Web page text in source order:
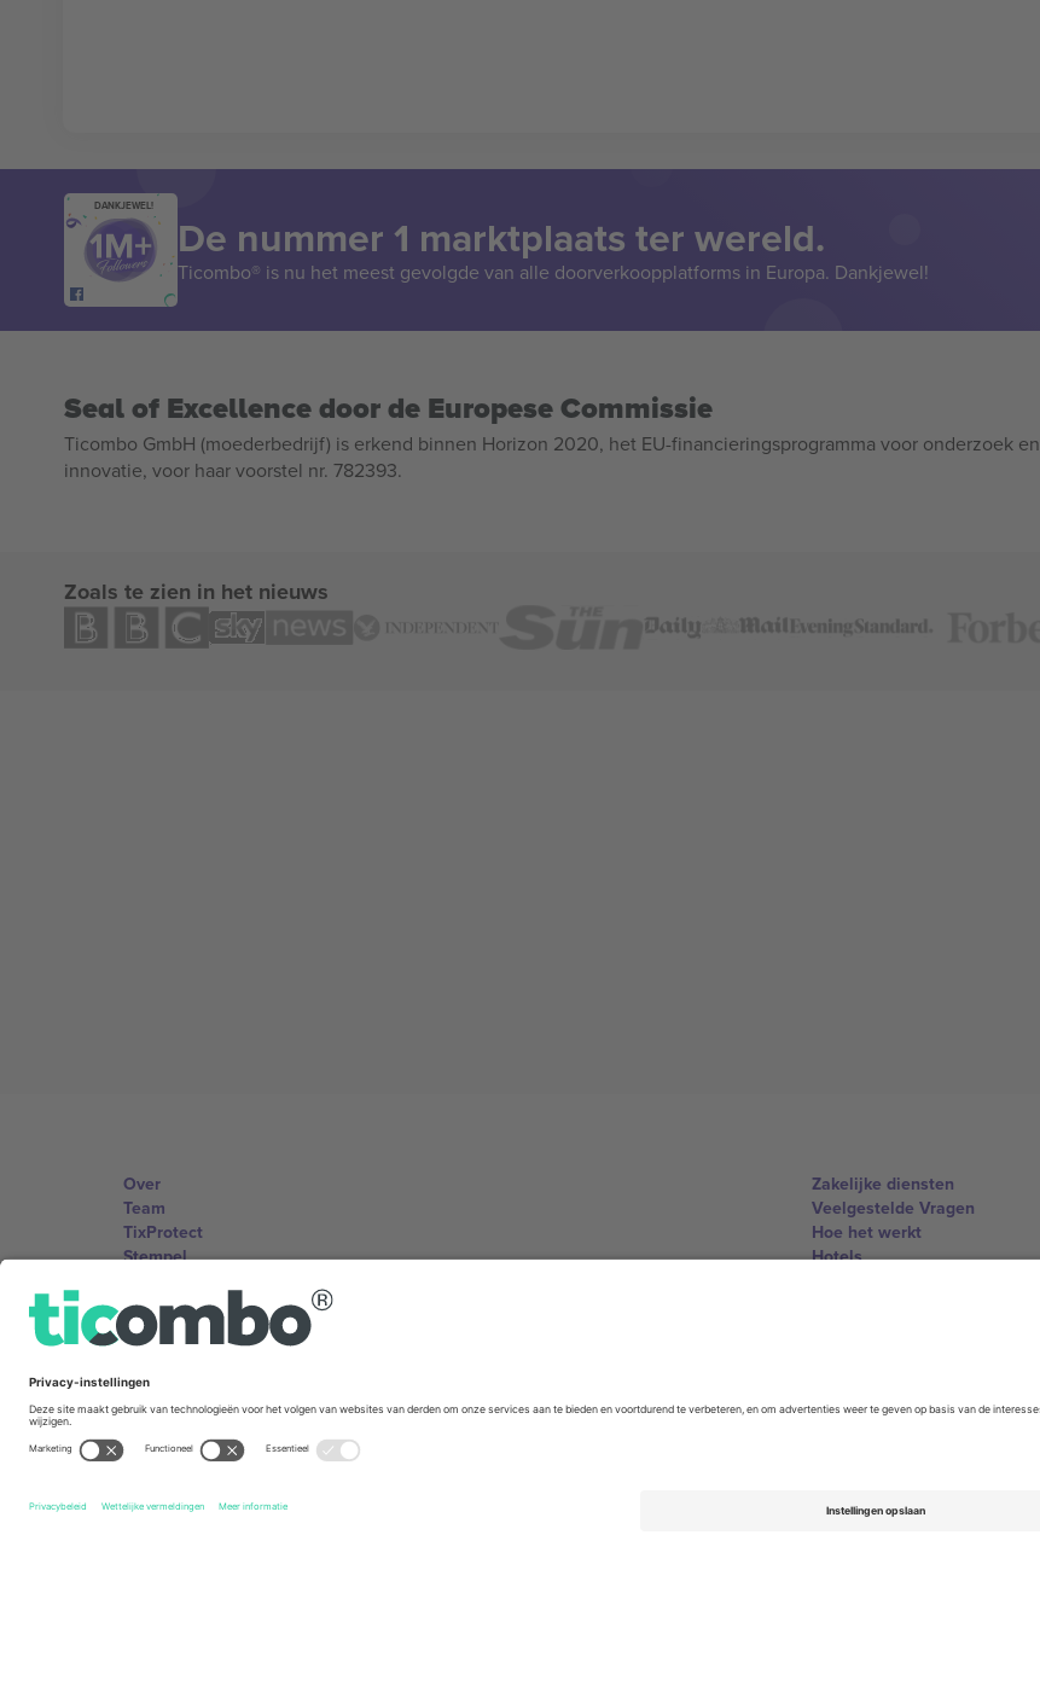
DANKJEWEL!
De nummer 1 marktplaats ter wereld.
Ticombo® is nu het meest gevolgde van alle doorverkoopplatforms in Europa. Dankjewel!
Seal of Excellence door de Europese Commissie
Ticombo GmbH (moederbedrijf) is erkend binnen Horizon 2020, het EU-financieringsprogramma voor onderzoek en
innovatie, voor haar voorstel nr. 782393.
Zoals te zien in het nieuws
Over
Team
TixProtect
Stempel
Affiliate programma
Zakelijke diensten
Veelgestelde Vragen
Hoe het werkt
Hotels